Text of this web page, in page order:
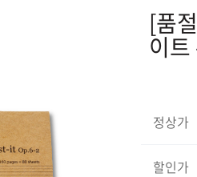
[품
이
정상가
할인가